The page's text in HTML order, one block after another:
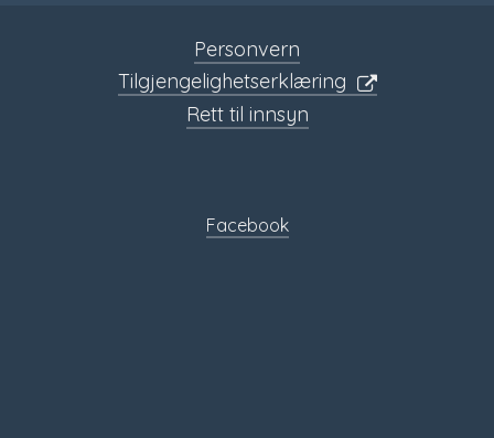
Personvern
Tilgjengelighetserklæring
Rett til innsyn
Facebook